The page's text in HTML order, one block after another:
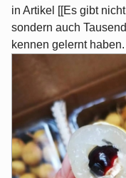
in Artikel [[Es gibt
sondern auch
kennen gelernt haben.